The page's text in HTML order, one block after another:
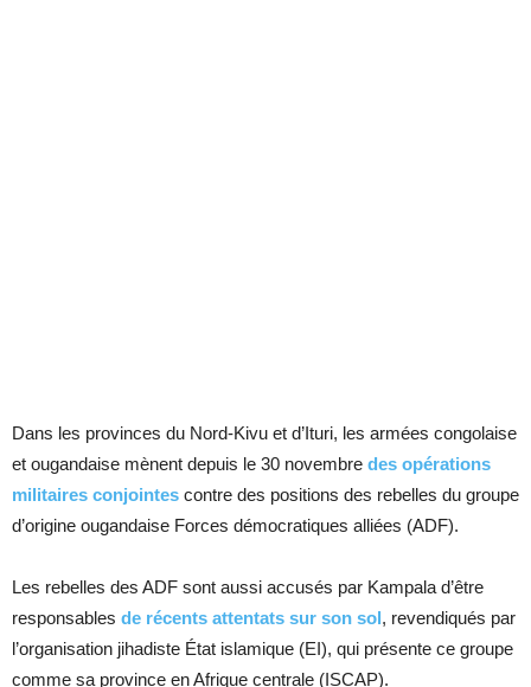
Dans les provinces du Nord-Kivu et d’Ituri, les armées congolaise
et ougandaise mènent depuis le 30 novembre des opérations
militaires conjointes contre des positions des rebelles du groupe
d’origine ougandaise Forces démocratiques alliées (ADF).
Les rebelles des ADF sont aussi accusés par Kampala d’être
responsables de récents attentats sur son sol, revendiqués par
l’organisation jihadiste État islamique (EI), qui présente ce groupe
comme sa province en Afrique centrale (ISCAP).